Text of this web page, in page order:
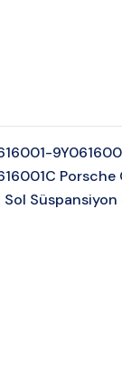
Porsche
Sol Süspansiyon